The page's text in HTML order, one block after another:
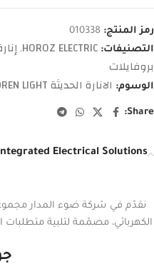
رمز المنتج: 010338
التصنيفات: HOROZ ELECTRIC
,
بروفايلات
الوسوم: الانارة الحديثة MODREN LIGHT
Share:
Electrical Solutions
نقدّم في شركة ضوء المدار
الكهربائي، مصمّمة لتلبية متطلبات